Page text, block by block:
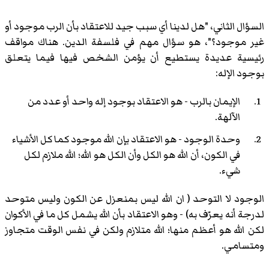
السؤال الثاني، "هل لدينا أي سبب جيد للاعتقاد بأن الرب موجود أو
غير موجود؟"، هو سؤال مهم في فلسفة الدين. هناك مواقف
رئيسية عديدة يستطيع أن يؤمن الشخص فيها فيما يتعلق
بوجود الإله:
الإيمان بالرب - هو الاعتقاد بوجود إله واحد أو عدد من
الآلهة.
وحدة الوجود - هو الاعتقاد بإن الله موجود كما كل الأشياء
في الكون، أن الله هو الكل وأن الكل هو الله؛ الله ملازم لكل
شيء.
الوجود لا التوحد ( ان الله ليس بمنعزل عن الكون وليس متوحد
لدرجة أنه يعرّف به) - وهو الاعتقاد بأن الله يشمل كل ما في الأكوان
لكن الله هو أعظم منها؛ الله متلازم ولكن في نفس الوقت متجاوز
ومتسامي.